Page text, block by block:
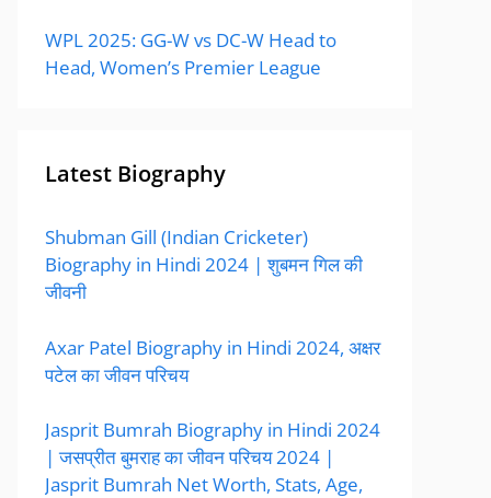
WPL 2025: GG-W vs DC-W Head to
Head, Women’s Premier League
Latest Biography
Shubman Gill (Indian Cricketer)
Biography in Hindi 2024 | शुबमन गिल की
जीवनी
Axar Patel Biography in Hindi 2024, अक्षर
पटेल का जीवन परिचय
Jasprit Bumrah Biography in Hindi 2024
| जसप्रीत बुमराह का जीवन परिचय 2024 |
Jasprit Bumrah Net Worth, Stats, Age,